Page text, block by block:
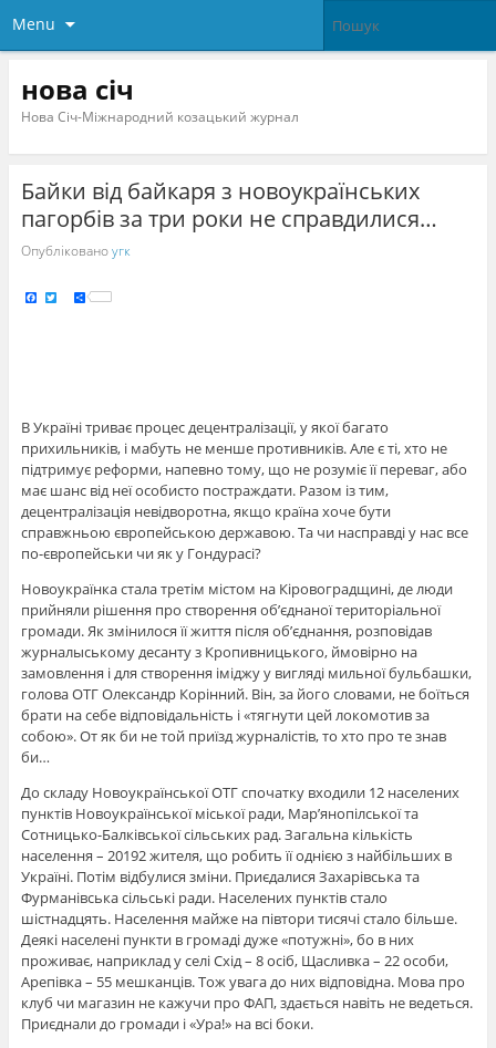
Menu
нова січ
Нова Січ-Міжнародний козацький журнал
Байки від байкаря з новоукраїнських
пагорбів за три роки не справдилися…
Опублікованоугк
Fa Tw S
h
В Україні триває процес децентралізації, у якої багато
прихильників, і мабуть не менше противників. Але є ті, хто не
підтримує реформи, напевно тому, що не розуміє її переваг, або
має шанс від неї особисто постраждати. Разом із тим,
децентралізація невідворотна, якщо країна хоче бути
справжньою європейською державою. Та чи насправді у нас все
по-європейськи чи як у Гондурасі?
Новоукраїнка стала третім містом на Кіровоградщині, де люди
прийняли рішення про створення об’єднаної територіальної
громади. Як змінилося її життя після об’єднання, розповідав
журналыському десанту з Кропивницького, ймовірно на
замовлення і для створення іміджу у вигляді мильної бульбашки,
голова ОТГ Олександр Корінний. Він, за його словами, не боїться
брати на себе відповідальність і «тягнути цей локомотив за
собою». От як би не той приїзд журналістів, то хто про те знав
би…
До складу Новоукраїнської ОТГ спочатку входили 12 населених
пунктів Новоукраїнської міської ради, Мар’янопілської та
Сотницько-Балківської сільських рад. Загальна кількість
населення – 20192 жителя, що робить її однією з найбільших в
Україні. Потім відбулися зміни. Приєдалися Захарівська та
Фурманівська сільські ради. Населених пунктів стало
шістнадцять. Населення майже на півтори тисячі стало більше.
Деякі населені пункти в громаді дуже «потужні», бо в них
проживає, наприклад у селі Схід – 8 осіб, Щасливка – 22 особи,
Арепівка – 55 мешканців. Тож увага до них відповідна. Мова про
клуб чи магазин не кажучи про ФАП, здається навіть не ведеться.
Приєднали до громади і «Ура!» на всі боки.